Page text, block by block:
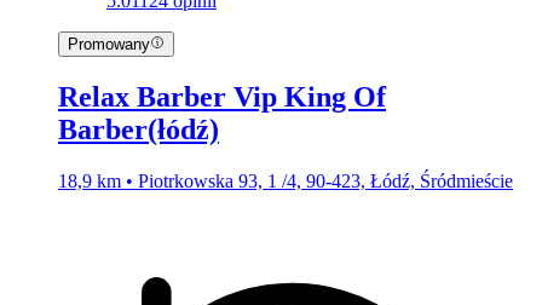
Promowany
Relax Barber Vip King Of
Barber(łódź)
18,9 km • Piotrkowska 93, 1 /4, 90-423, Łódź, Śródmieście